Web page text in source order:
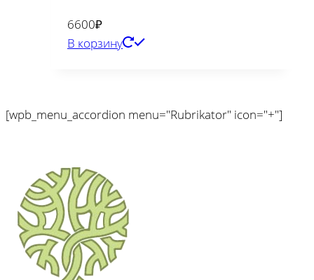
6600₽
В корзину
[wpb_menu_accordion menu="Rubrikator" icon="+"]